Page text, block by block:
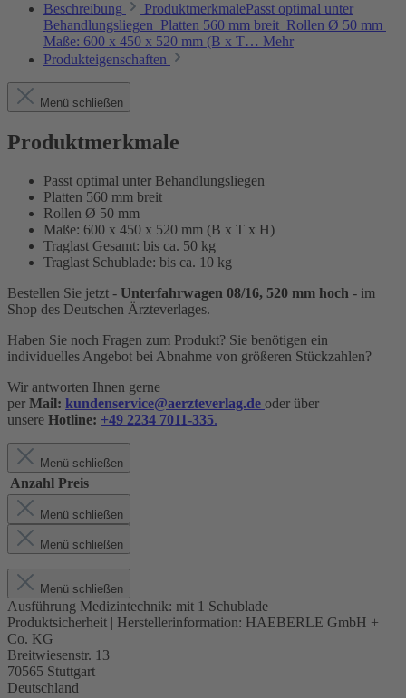
Beschreibung
ProduktmerkmalePasst optimal unter
Behandlungsliegen Platten 560 mm breit Rollen Ø 50 mm
Maße: 600 x 450 x 520 mm (B x T… Mehr
Produkteigenschaften
Menü schließen
Produktmerkmale
Passt optimal unter Behandlungsliegen
Platten 560 mm breit
Rollen Ø 50 mm
Maße: 600 x 450 x 520 mm (B x T x H)
Traglast Gesamt: bis ca. 50 kg
Traglast Schublade: bis ca. 10 kg
Bestellen Sie jetzt - Unterfahrwagen 08/16, 520 mm hoch - im
Shop des Deutschen Ärzteverlages.
Haben Sie noch Fragen zum Produkt? Sie benötigen ein
individuelles Angebot bei Abnahme von größeren Stückzahlen?
Wir antworten Ihnen gerne
per Mail: kundenservice@aerzteverlag.de oder über
unsere Hotline: +49 2234 7011-335.
Menü schließen
Anzahl Preis
Menü schließen
Menü schließen
Menü schließen
Ausführung Medizintechnik: mit 1 Schublade
Produktsicherheit | Herstellerinformation: HAEBERLE GmbH +
Co. KG
Breitwiesenstr. 13
70565 Stuttgart
Deutschland